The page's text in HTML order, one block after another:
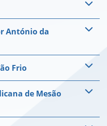
António da
Frio
de Mesão